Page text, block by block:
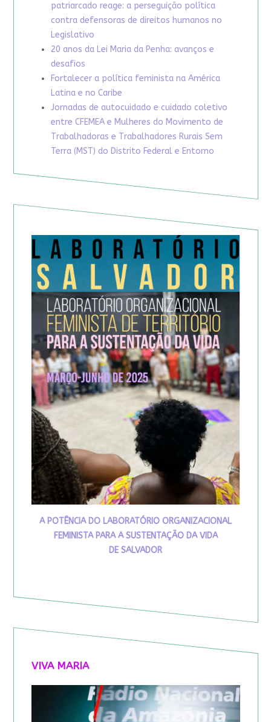
patriarcado reage: a perseguição política
contra defensoras de direitos humanos no
Legislativo
20 anos da Lei Maria da Penha: avanços e
desafios
Fortalecer a política feminista na América
Latina e no Caribe
Jornadas de autocuidado e cuidado coletivo
entre CFEMEA e Mulheres do Movimento de
Trabalhadoras e Trabalhadores Rurais Sem
Terra (MST) do Distrito Federal e Entorno
A POTÊNCIA DO LABORATÓRIO ORGANIZACIONAL
FEMINISTA PARA A SUSTENTAÇÃO DA VIDA
DE SALVADOR
VIVA MARIA